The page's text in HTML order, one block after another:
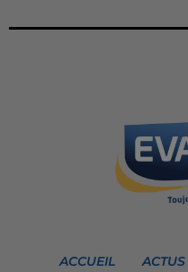
ACCUEIL